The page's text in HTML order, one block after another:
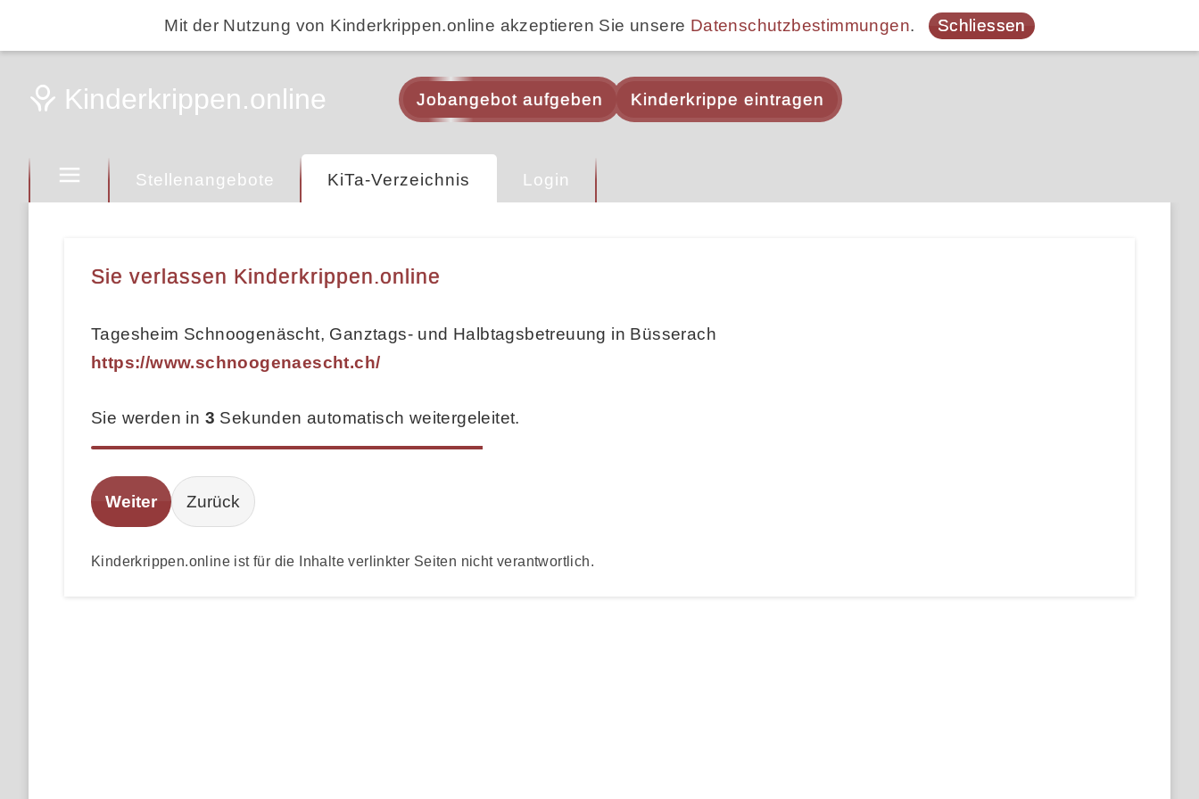
Mit der Nutzung von Kinderkrippen.online akzeptieren Sie unsere Datenschutzbestimmungen. Schliessen
Jobangebot aufgeben Kinderkrippe eintragen
Stellenangebote KiTa-Verzeichnis Login
Sie verlassen Kinderkrippen.online
Tagesheim Schnoogenäscht, Ganztags- und Halbtagsbetreuung in Büsserach
https://www.schnoogenaescht.ch/
Sie werden in 3 Sekunden automatisch weitergeleitet.
Weiter Zurück
Kinderkrippen.online ist für die Inhalte verlinkter Seiten nicht verantwortlich.